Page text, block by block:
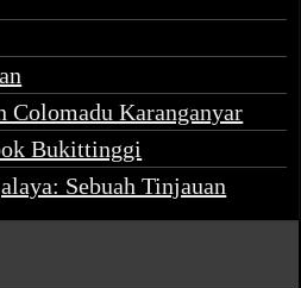
Colomadu Karanganyar
Bukittinggi
Sebuah Tinjauan